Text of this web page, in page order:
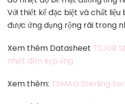
Với thiết kế đặc biệt và chất liệu
được ứng dụng rộng rãi trong
Xem thêm Datasheet TSJUB
nhiệt điện kẹp ống
Xem thêm: TSMAG Sterling